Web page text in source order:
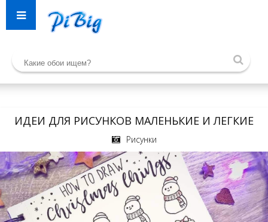
ИДЕИ ДЛЯ РИСУНКОВ МАЛЕНЬКИЕ И ЛЕГКИЕ
Рисунки